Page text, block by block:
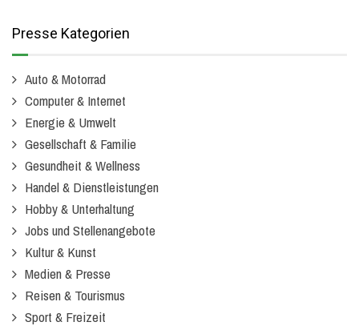
Presse Kategorien
Auto & Motorrad
Computer & Internet
Energie & Umwelt
Gesellschaft & Familie
Gesundheit & Wellness
Handel & Dienstleistungen
Hobby & Unterhaltung
Jobs und Stellenangebote
Kultur & Kunst
Medien & Presse
Reisen & Tourismus
Sport & Freizeit